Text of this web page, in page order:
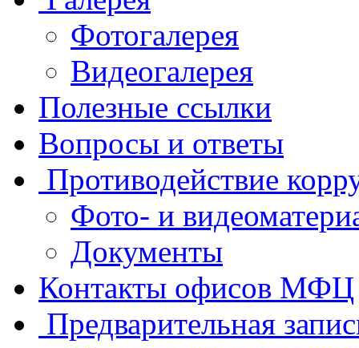
Фотогалерея
Видеогалерея
Полезные ссылки
Вопросы и ответы
Противодействие
Фото- и
Документы
Контакты офисов МФЦ
Предварительная